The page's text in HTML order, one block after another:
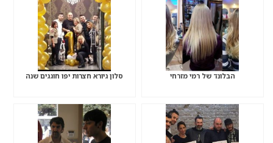
הבלונד של רמי מזרחי סלון גיורא חצרות יפו חוגגים שנה